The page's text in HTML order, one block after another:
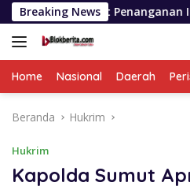
Langsung
ke
konten
Breaking News
Penanganan Infrastruktur
Home Nasional Daerah
Beranda Hukrim
Hukrim
Kapolda Sumut